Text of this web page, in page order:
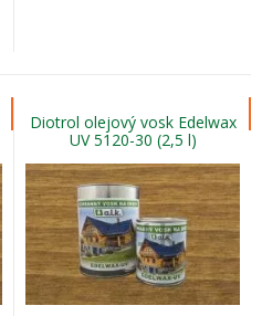
Diotrol olejový vosk Edelwax
UV 5120-30 (2,5 l)